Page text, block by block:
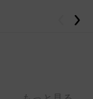
戻る